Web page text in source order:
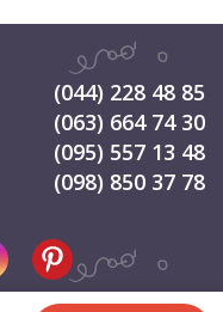
(044) 228 48 85
(063) 664 74 30
(095) 557 13 48
(098) 850 37 78